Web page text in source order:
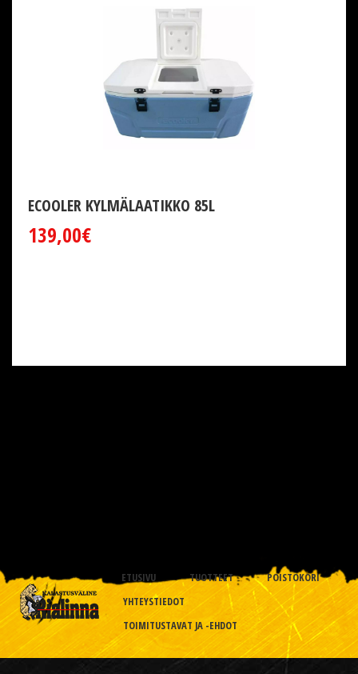
ECOOLER KYLMÄLAATIKKO 85L
139,00€
ETUSIVU TUOTTEET
POISTOKORI
YHTEYSTIEDOT
TOIMITUSTAVAT JA -EHDOT